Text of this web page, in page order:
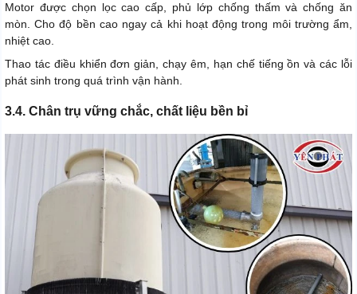
Motor được chọn lọc cao cấp, phủ lớp chống thấm và chống ăn
mòn. Cho độ bền cao ngay cả khi hoạt động trong môi trường ẩm,
nhiệt cao.
Thao tác điều khiển đơn giản, chạy êm, hạn chế tiếng ồn và các lỗi
phát sinh trong quá trình vận hành.
3.4. Chân trụ vững chắc, chất liệu bền bỉ